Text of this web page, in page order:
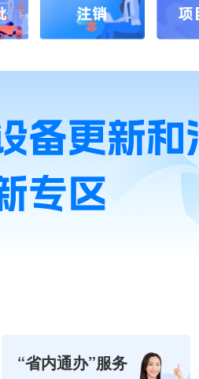
“省内通办”服务